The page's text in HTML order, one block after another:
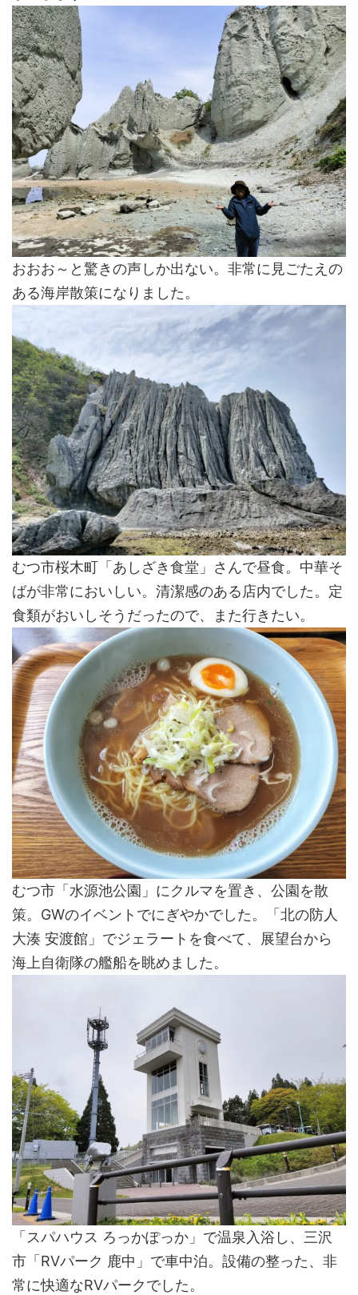
おおお～と驚きの声しか出ない。非常に見ごたえの
ある海岸散策になりました。
むつ市桜木町「あしざき食堂」さんで昼食。中華そ
ばが非常においしい。清潔感のある店内でした。定
食類がおいしそうだったので、また行きたい。
むつ市「水源池公園」にクルマを置き、公園を散
策。GWのイベントでにぎやかでした。「北の防人
大湊 安渡館」でジェラートを食べて、展望台から
海上自衛隊の艦船を眺めました。
「スパハウス ろっかぽっか」で温泉入浴し、三沢
市「RVパーク 鹿中」で車中泊。設備の整った、非
常に快適なRVパークでした。